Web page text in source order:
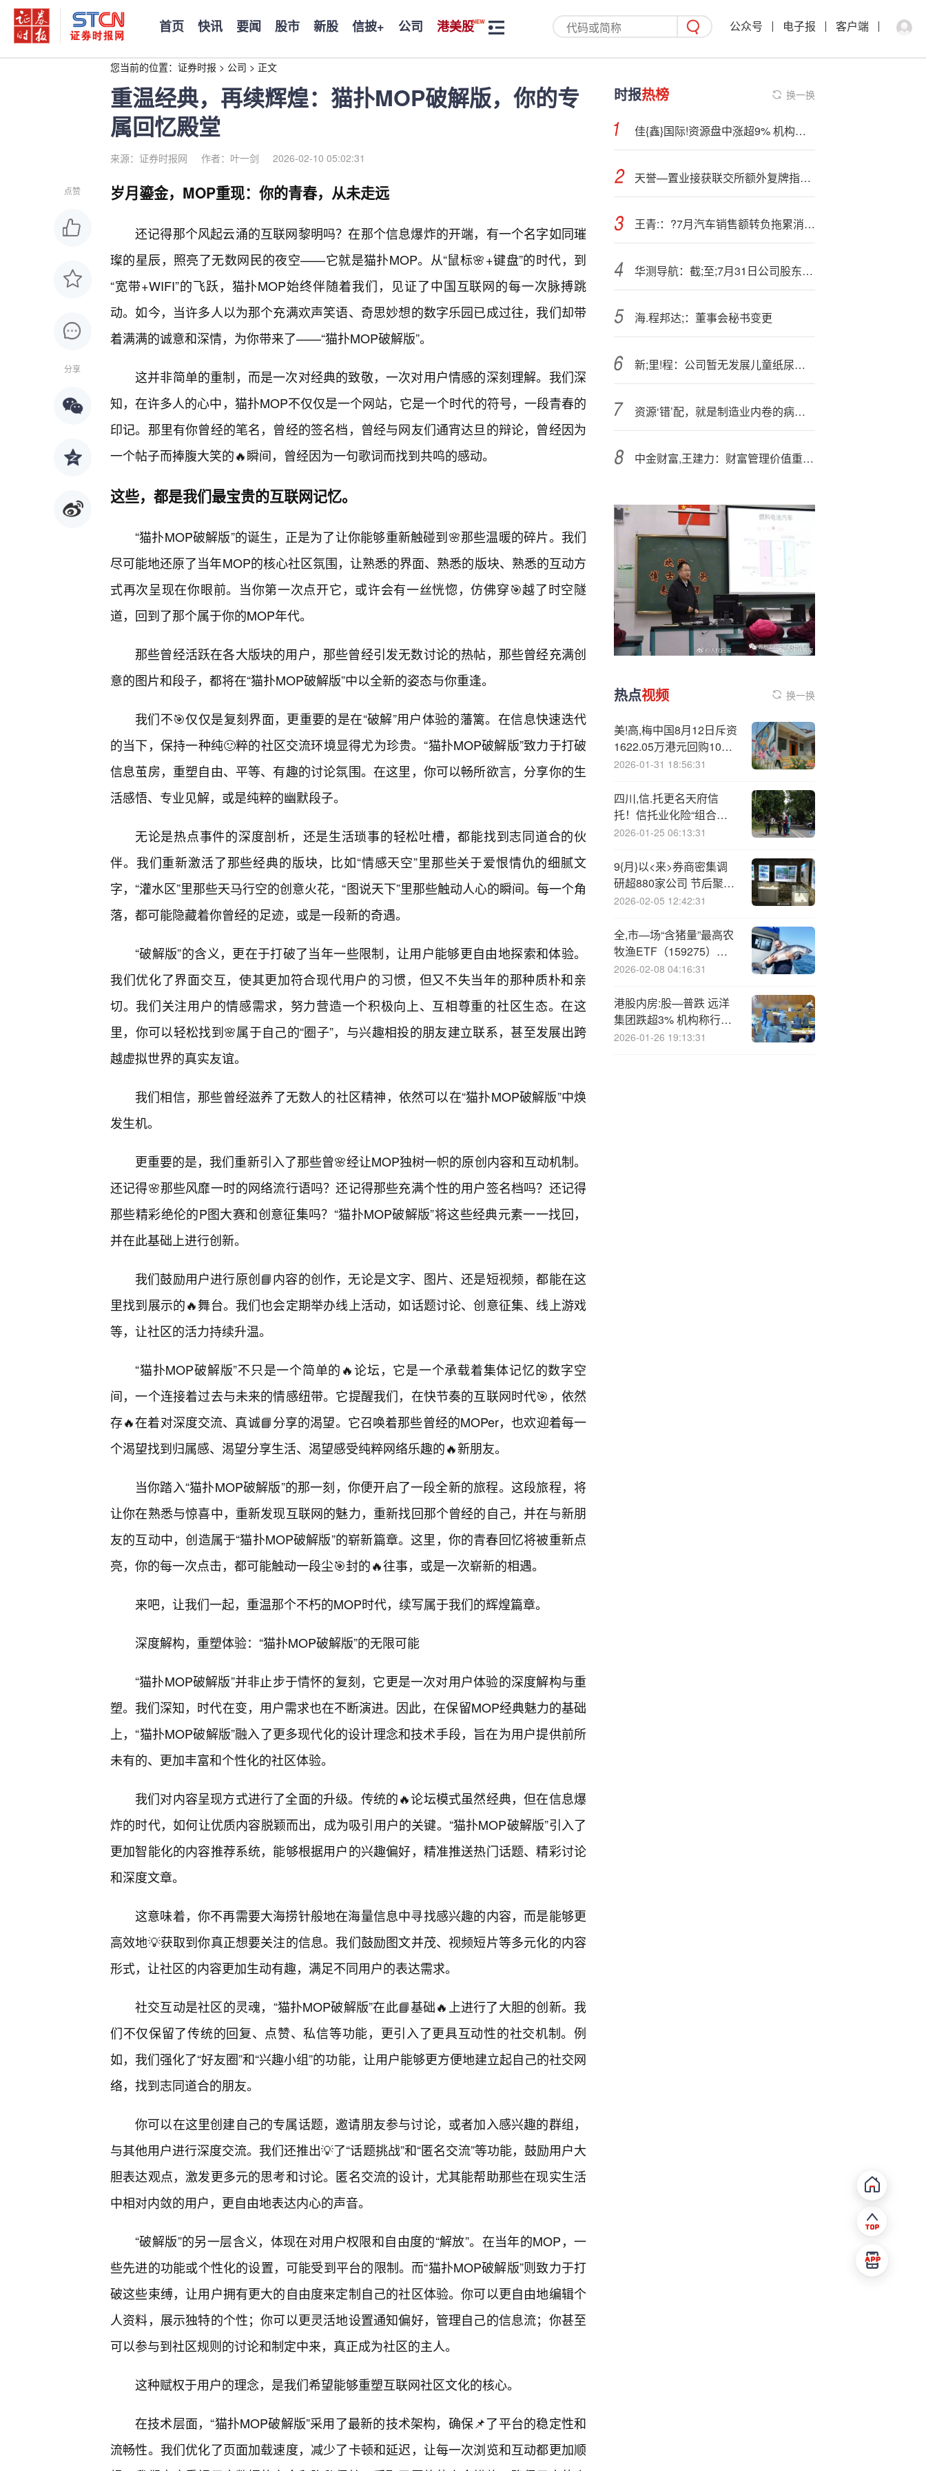
首页 快讯 要闻 股市 新股 信披+ 公司 港美股 公众号 电子报 客户端
您当前的位置： 证券时报 > 公司 > 正文
重温经典，再续辉煌：猫扑MOP破解版，你的专
属回忆殿堂
来源：证券时报网 作者：叶一剑 2026-02-10 05:02:31
点赞
分享
岁月鎏金，MOP重现：你的青春，从未走远
还记得那个风起云涌的互联网黎明吗？在那个信息爆炸的开端，有一个名字如同璀
璨的星辰，照亮了无数网民的夜空——它就是猫扑MOP。从“鼠标🌸+键盘”的时代，到
“宽带+WIFI”的飞跃，猫扑MOP始终伴随着我们，见证了中国互联网的每一次脉搏跳
动。如今，当许多人以为那个充满欢声笑语、奇思妙想的数字乐园已成过往，我们却带
着满满的诚意和深情，为你带来了——“猫扑MOP破解版”。
这并非简单的重制，而是一次对经典的致敬，一次对用户情感的深刻理解。我们深
知，在许多人的心中，猫扑MOP不仅仅是一个网站，它是一个时代的符号，一段青春的
印记。那里有你曾经的笔名，曾经的签名档，曾经与网友们通宵达旦的辩论，曾经因为
一个帖子而捧腹大笑的🔥瞬间，曾经因为一句歌词而找到共鸣的感动。
这些，都是我们最宝贵的互联网记忆。
“猫扑MOP破解版”的诞生，正是为了让你能够重新触碰到🌸那些温暖的碎片。我们
尽可能地还原了当年MOP的核心社区氛围，让熟悉的界面、熟悉的版块、熟悉的互动方
式再次呈现在你眼前。当你第一次点开它，或许会有一丝恍惚，仿佛穿🎯越了时空隧
道，回到了那个属于你的MOP年代。
那些曾经活跃在各大版块的用户，那些曾经引发无数讨论的热帖，那些曾经充满创
意的图片和段子，都将在“猫扑MOP破解版”中以全新的姿态与你重逢。
我们不🎯仅仅是复刻界面，更重要的是在“破解”用户体验的藩篱。在信息快速迭代
的当下，保持一种纯🙂粹的社区交流环境显得尤为珍贵。“猫扑MOP破解版”致力于打破
信息茧房，重塑自由、平等、有趣的讨论氛围。在这里，你可以畅所欲言，分享你的生
活感悟、专业见解，或是纯粹的幽默段子。
无论是热点事件的深度剖析，还是生活琐事的轻松吐槽，都能找到志同道合的伙
伴。我们重新激活了那些经典的版块，比如“情感天空”里那些关于爱恨情仇的细腻文
字，“灌水区”里那些天马行空的创意火花，“图说天下”里那些触动人心的瞬间。每一个角
落，都可能隐藏着你曾经的足迹，或是一段新的奇遇。
“破解版”的含义，更在于打破了当年一些限制，让用户能够更自由地探索和体验。
我们优化了界面交互，使其更加符合现代用户的习惯，但又不失当年的那种质朴和亲
切。我们关注用户的情感需求，努力营造一个积极向上、互相尊重的社区生态。在这
里，你可以轻松找到🌸属于自己的“圈子”，与兴趣相投的朋友建立联系，甚至发展出跨
越虚拟世界的真实友谊。
我们相信，那些曾经滋养了无数人的社区精神，依然可以在“猫扑MOP破解版”中焕
发生机。
更重要的是，我们重新引入了那些曾🌸经让MOP独树一帜的原创内容和互动机制。
还记得🌸那些风靡一时的网络流行语吗？还记得那些充满个性的用户签名档吗？还记得
那些精彩绝伦的P图大赛和创意征集吗？“猫扑MOP破解版”将这些经典元素一一找回，
并在此基础上进行创新。
我们鼓励用户进行原创📘内容的创作，无论是文字、图片、还是短视频，都能在这
里找到展示的🔥舞台。我们也会定期举办线上活动，如话题讨论、创意征集、线上游戏
等，让社区的活力持续升温。
“猫扑MOP破解版”不只是一个简单的🔥论坛，它是一个承载着集体记忆的数字空
间，一个连接着过去与未来的情感纽带。它提醒我们，在快节奏的互联网时代🎯，依然
存🔥在着对深度交流、真诚📘分享的渴望。它召唤着那些曾经的MOPer，也欢迎着每一
个渴望找到归属感、渴望分享生活、渴望感受纯粹网络乐趣的🔥新朋友。
当你踏入“猫扑MOP破解版”的那一刻，你便开启了一段全新的旅程。这段旅程，将
让你在熟悉与惊喜中，重新发现互联网的魅力，重新找回那个曾经的自己，并在与新朋
友的互动中，创造属于“猫扑MOP破解版”的崭新篇章。这里，你的青春回忆将被重新点
亮，你的每一次点击，都可能触动一段尘🎯封的🔥往事，或是一次崭新的相遇。
来吧，让我们一起，重温那个不朽的MOP时代，续写属于我们的辉煌篇章。
深度解构，重塑体验：“猫扑MOP破解版”的无限可能
“猫扑MOP破解版”并非止步于情怀的复刻，它更是一次对用户体验的深度解构与重
塑。我们深知，时代在变，用户需求也在不断演进。因此，在保留MOP经典魅力的基础
上，“猫扑MOP破解版”融入了更多现代化的设计理念和技术手段，旨在为用户提供前所
未有的、更加丰富和个性化的社区体验。
我们对内容呈现方式进行了全面的升级。传统的🔥论坛模式虽然经典，但在信息爆
炸的时代，如何让优质内容脱颖而出，成为吸引用户的关键。“猫扑MOP破解版”引入了
更加智能化的内容推荐系统，能够根据用户的兴趣偏好，精准推送热门话题、精彩讨论
和深度文章。
这意味着，你不再需要大海捞针般地在海量信息中寻找感兴趣的内容，而是能够更
高效地💡获取到你真正想要关注的信息。我们鼓励图文并茂、视频短片等多元化的内容
形式，让社区的内容更加生动有趣，满足不同用户的表达需求。
社交互动是社区的灵魂，“猫扑MOP破解版”在此📘基础🔥上进行了大胆的创新。我
们不仅保留了传统的回复、点赞、私信等功能，更引入了更具互动性的社交机制。例
如，我们强化了“好友圈”和“兴趣小组”的功能，让用户能够更方便地建立起自己的社交网
络，找到志同道合的朋友。
你可以在这里创建自己的专属话题，邀请朋友参与讨论，或者加入感兴趣的群组，
与其他用户进行深度交流。我们还推出💡了“话题挑战”和“匿名交流”等功能，鼓励用户大
胆表达观点，激发更多元的思考和讨论。匿名交流的设计，尤其能帮助那些在现实生活
中相对内敛的用户，更自由地表达内心的声音。
“破解版”的另一层含义，体现在对用户权限和自由度的“解放”。在当年的MOP，一
些先进的功能或个性化的设置，可能受到平台的限制。而“猫扑MOP破解版”则致力于打
破这些束缚，让用户拥有更大的自由度来定制自己的社区体验。你可以更自由地编辑个
人资料，展示独特的个性；你可以更灵活地设置通知偏好，管理自己的信息流；你甚至
可以参与到社区规则的讨论和制定中来，真正成为社区的主人。
这种赋权于用户的理念，是我们希望能够重塑互联网社区文化的核心。
在技术层面，“猫扑MOP破解版”采用了最新的技术架构，确保📌了平台的稳定性和
流畅性。我们优化了页面加载速度，减少了卡顿和延迟，让每一次浏览和互动都更加顺
时报热榜 换一换
佳{鑫}国际!资源盘中涨超9% 机构指受益钨价上行公司利润有望高速增长
天誉—置业接获联交所额外复牌指引 继续停牌
王青:：?7月汽车销售额转负拖累消费 四季度初前后或推出增量政策 | 首席读数据
华测导航：截;至;7月31日公司股东户数为27614户
海.程邦达;：董事会秘书变更
新;里!程：公司暂无发展儿童纸尿裤和成人失禁护理用品的计划
资源‘错’配，就是制造业内卷的病根。
中金财富,王建力：财富管理价值重心将从“产品配置”延伸至“账户视角的顾问服务”
热点视频 换一换
美!高,梅中国8月12日斥资
1622.05万港元回购100
万股
2026-01-31 18:56:31
四川,信.托更名天府信
托！信托业化险“组合拳”
发力
2026-01-25 06:13:31
9{月}以<来>券商密集调
研超880家公司 节后聚焦
出口新政影响
2026-02-05 12:42:31
全,市—场“含猪量”最高农
牧渔ETF（159275）盘
中翻红，板块估值仍处洼
速，布局时机或至
2026-02-08 04:16:31
港股内房:股—普跌 远洋
集团跌超3% 机构称行业
阶段性企稳
2026-01-26 19:13:31